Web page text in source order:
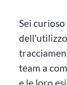
Sei
team a
e le loro